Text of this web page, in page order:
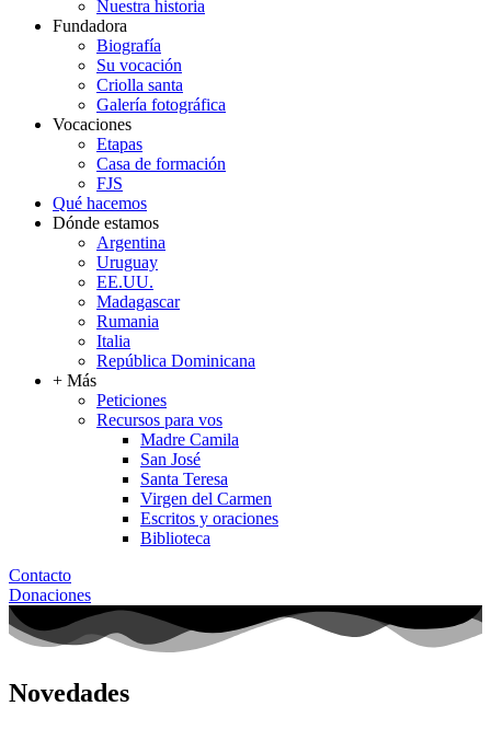
Nuestra historia
Fundadora
Biografía
Su vocación
Criolla santa
Galería fotográfica
Vocaciones
Etapas
Casa de formación
FJS
Qué hacemos
Dónde estamos
Argentina
Uruguay
EE.UU.
Madagascar
Rumania
Italia
República Dominicana
+ Más
Peticiones
Recursos para vos
Madre Camila
San José
Santa Teresa
Virgen del Carmen
Escritos y oraciones
Biblioteca
Contacto
Donaciones
Novedades